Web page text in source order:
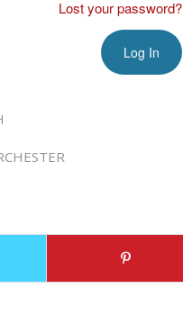
Lost your password?